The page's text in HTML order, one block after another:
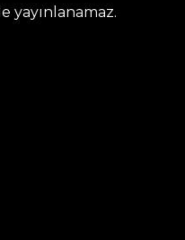
yayınlanamaz.